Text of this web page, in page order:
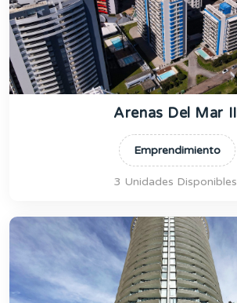
Arenas Del Mar II
Emprendimiento
3 Unidades Disponibles